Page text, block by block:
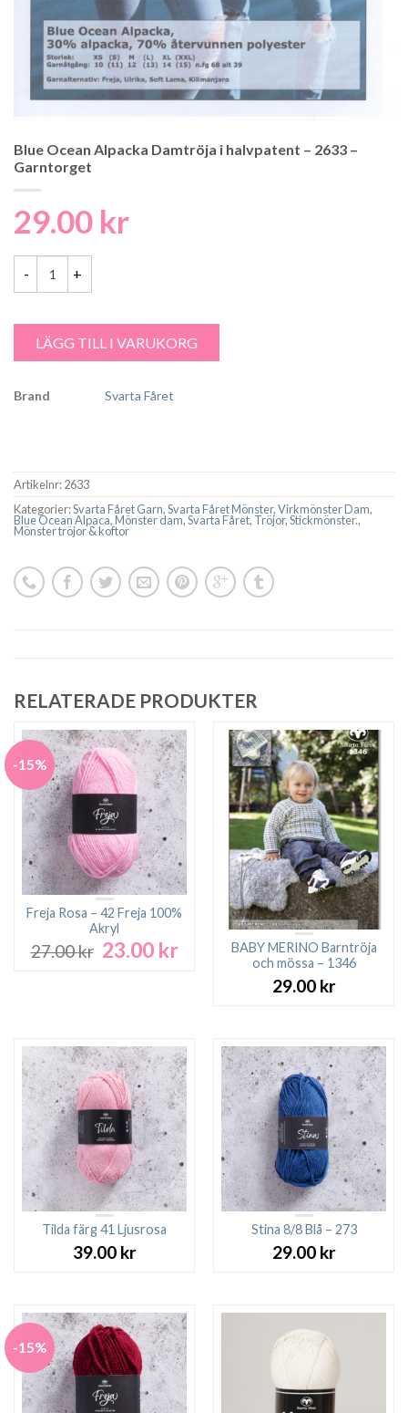
Blue Ocean Alpacka Damtröja i halvpatent – 2633 –
Garntorget
29.00 kr
LÄGG TILL I VARUKORG
Brand Svarta Fåret
Artikelnr:2633
Kategorier:Svarta Fåret Garn,Svarta Fåret Mönster,Virkmönster Dam,
Blue Ocean Alpaca,Mönster dam,Svarta Fåret, Tröjor,Stickmönster.,
Mönster tröjor & koftor
RELATERADE PRODUKTER
-15%
Freja Rosa – 42 Freja 100%
Akryl
27.00kr Det
ursprungliga
23.00 krDet
nuvarande
BABY MERINO Barntröja
och mössa – 1346
29.00 kr
Tilda färg 41 Ljusrosa
39.00 kr
Stina 8/8 Blå – 273
29.00 kr
-15%